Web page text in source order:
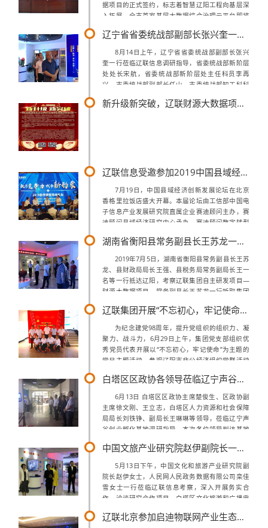
据项目的正式签约，标志着智慧辽阳工程向基层深
入拓展，全市首家基层大数据综合治理云平台即将
时代。河栏镇镇长展福录，副书记曹士...
辽宁省省委统战部副部长张兴奎一行莅临辽联信息调研指导
8月14日上午，辽宁省省委统战部副部长张兴
奎一行莅临辽联信息调研指导，省委统战部新阶层
处处长宋航，省委统战部新阶层处主任科员李再
兴，市委统战部副部长任山，市委统战部知工科科
宋恩军，市新联会常务副会长王春菲，辽联信...新升级新突破，辽联财源大数据项目与盘锦市兴隆台区正式签约
辽联信息受邀参加2019中国县域经济创新发展论坛，曹玉学董事长出席高端对话访谈
7月19日，中国县域经济创新发展论坛在北京
香格里拉饭店盛大开幕。本届论坛由工信部中国电
子信息产业发展研究院直属企业赛迪顾问主办，赛
迪顾问县域经济研究中心承办，赛迪顾问数字转型
焦“县域经济高质量发展新方略”主题，发...
湖南省衡阳县常务副县长王苏龙一行莅临辽联集团考察财源大数据项目
2019年7月5日，湖南省衡阳县常务副县长王苏
龙、县财政局局长王强、县税务局常务副局长王一
名等一行抵达辽阳，考察辽联集团自主研发项目—
财源大数据项目。常务副县长王苏龙一行听取集团
在集团董事长曹玉学、总经理郝鹍、财...
辽联集团开展“不忘初心，牢记使命” 主题党日活动
为纪念建党98周年，提升党组织的组织力、凝
聚力、战斗力，6月29日上午，集团党支部组织优
秀党员代表开展以“不忘初心，牢记使命”为主题的
党日主题活动，参观辽阳市非公经济组织党群活动
范点、辽阳县前杜村实地考察。“不忘...
白塔区区政协各领导莅临辽宁声谷创业孵化基地调研指导
6月13日 白塔区区政协主席楚俊生、区政协副
主席徐文刚、王立志，白塔区人力资源和社会保障
局局长刘铁铮、副局长王琳琳等领导，莅临辽宁声
谷创业孵化基地调研指导，本次各位领导到访基地
业孵化基地，现已带动就业人数200余...
中国文旅产业研究院赵伊副院长一行莅临公司调研
5月13日下午，中国文化和旅游产业研究院副
院长赵伊女士，人民网人民政务数据有限公司栾佳
雪女士一行莅临辽联信息考察，深入开展务实合
作，洽谈研究合作项目，白塔区文化旅游和广播电
赵伊副院长对辽联信息大数据业务发展给予... 辽联北京参加启迪物联网产业生态合作伙伴大会